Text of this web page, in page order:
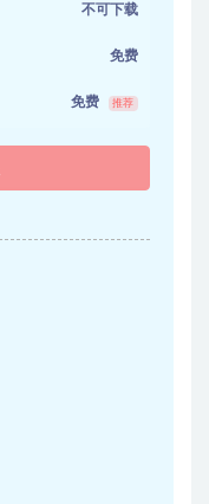
不可下载
免费
免费 推荐